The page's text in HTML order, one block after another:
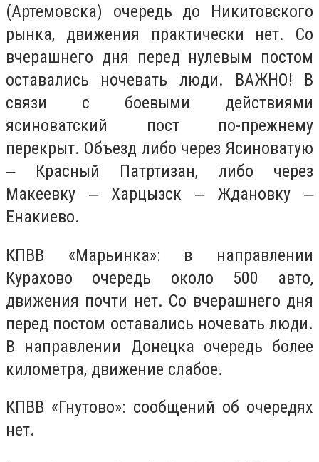
(Артемовска) очередь до Никитовского
рынка, движения практически нет. Со
вчерашнего дня перед нулевым постом
оставались ночевать люди. ВАЖНО! В
связи с боевыми действиями
ясиноватский пост по-прежнему
перекрыт. Объезд либо через Ясиноватую
‒ Красный Патртизан, либо через
Макеевку ‒ Харцызск ‒ Ждановку ‒
Енакиево.
КПВВ «Марьинка»: в направлении
Курахово очередь около 500 авто,
движения почти нет. Со вчерашнего дня
перед постом оставались ночевать люди.
В направлении Донецка очередь более
километра, движение слабое.
КПВВ «Гнутово»: сообщений об очередях
нет.